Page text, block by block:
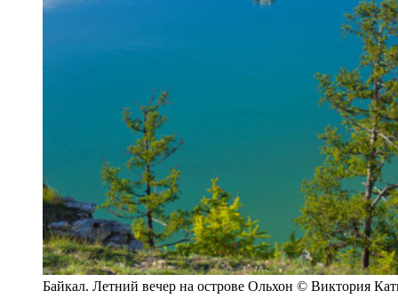
Байкал. Летний вечер на острове Ольхон © Виктория